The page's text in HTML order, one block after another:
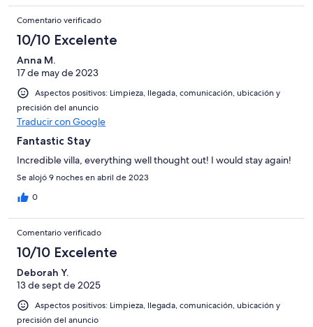
Comentario verificado
10/10 Excelente
Anna M.
17 de may de 2023
Aspectos positivos: Limpieza, llegada, comunicación, ubicación y
precisión del anuncio
Traducir con Google
Fantastic Stay
Incredible villa, everything well thought out! I would stay again!
Se alojó 9 noches en abril de 2023
0
Comentario verificado
10/10 Excelente
Deborah Y.
13 de sept de 2025
Aspectos positivos: Limpieza, llegada, comunicación, ubicación y
precisión del anuncio